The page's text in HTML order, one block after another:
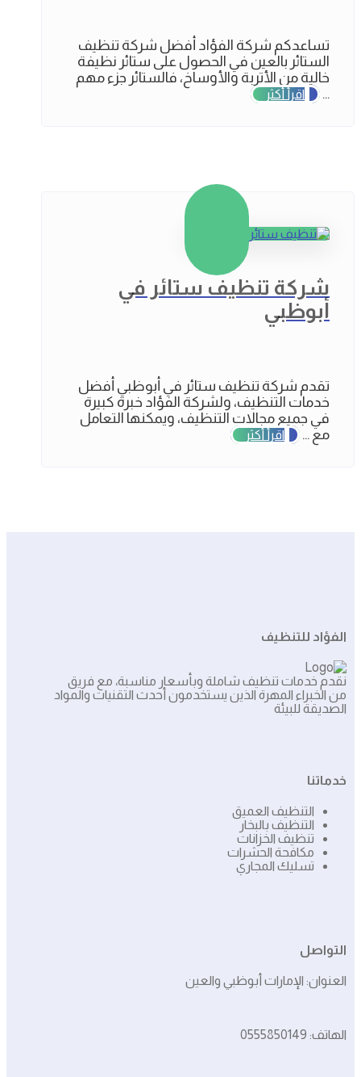
تساعدكم شركة الفؤاد أفضل شركة تنظيف
الستائر بالعين في الحصول على ستائر نظيفة
خالية من الأتربة والأوساخ، فالستائر جزء مهم
...
اقرأ أكثر
شركة تنظيف ستائر في
أبوظبي
تقدم شركة تنظيف ستائر في أبوظبي أفضل
خدمات التنظيف، ولشركة الفؤاد خبرة كبيرة
في جميع مجالات التنظيف، ويمكنها التعامل
مع ...
اقرأ أكثر
الفؤاد للتنظيف
نقدم خدمات تنظيف شاملة وبأسعار مناسبة، مع فريق
من الخبراء المهرة الذين يستخدمون أحدث التقنيات والمواد
الصديقة للبيئة
خدماتنا
التنظيف العميق
التنظيف بالبخار
تنظيف الخزانات
مكافحة الحشرات
تسليك المجاري
التواصل
العنوان: الإمارات أبوظبي والعين
الهاتف: 0555850149